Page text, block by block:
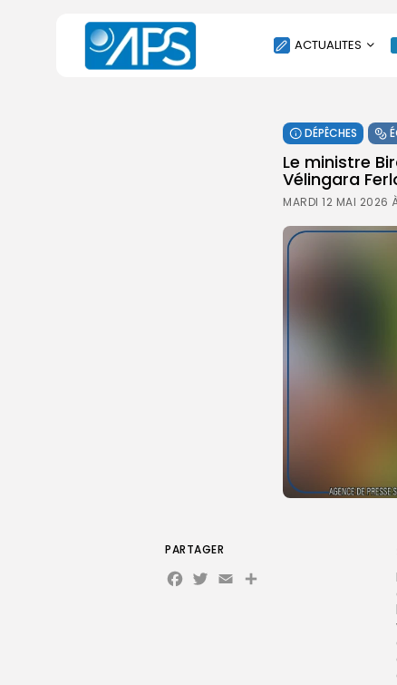
ACTUALITES
SOCIÉTÉ
ÉCONOMIE
CULTURE
ENVIRONNEMENT
DÉPÊCHES
Le ministre
Vélingara
MARDI 12 MAI 2026
PARTAGER
Facebook
Twitter
Email